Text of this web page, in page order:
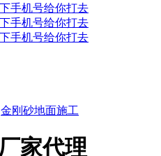
金刚砂地面施工
家代理